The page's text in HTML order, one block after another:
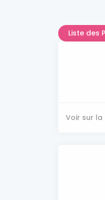
Liste des
Voir sur